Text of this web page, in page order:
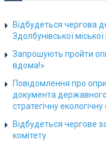
Відбудеться чергова
Здолбунівської
Запрошують пройти
вдома!»
Повідомлення про
документа
стратегічну екологічну
Відбудеться чергове
комітету